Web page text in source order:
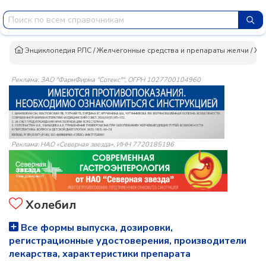
Энциклопедия РЛС/Желчегонные средства и препараты желчи /
Реклама: ЗАО "ФармФирма "Сотекс"", ОГРН 1027700104960
Реклама: НАО «Северная звезда», ИНН 7720185196
Холебил
Все формы выпуска, дозировки,
регистрационные удостоверения, производители
лекарства, характеристики препарата